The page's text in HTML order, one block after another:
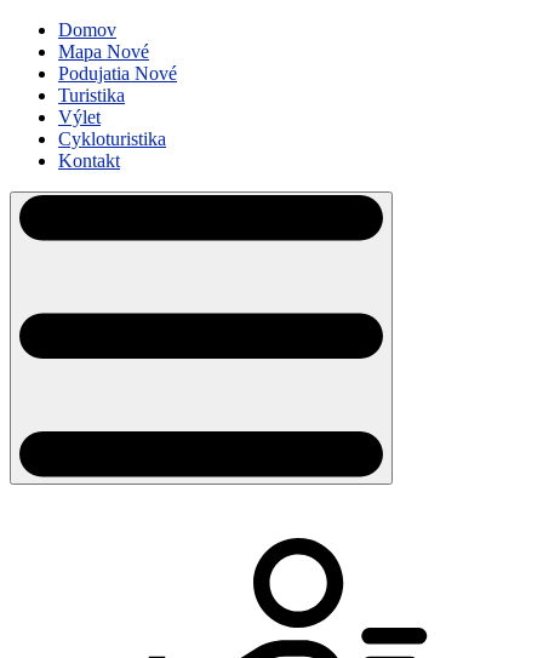
Domov
Mapa Nové
Podujatia Nové
Turistika
Výlet
Cykloturistika
Kontakt